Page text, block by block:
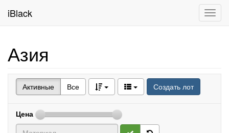
iBlack
Азия
Активные Все Создать лот
Цена